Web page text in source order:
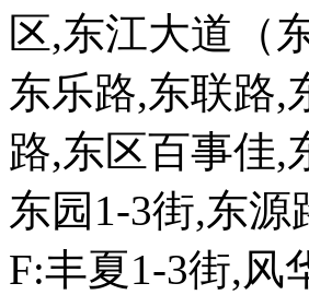
区,东江大道（
东乐路,东联路,
路,东区百事佳,
东园1-3街,东
F:丰夏1-3街,风